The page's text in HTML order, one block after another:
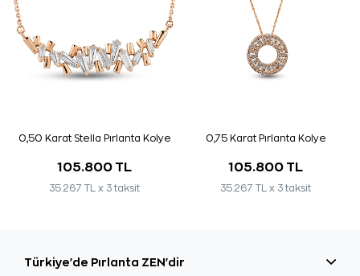
0,50 Karat Stella Pırlanta Kolye
105.800 TL
35.267 TL x 3 taksit
0,75 Karat Pırlanta Kolye
105.800 TL
35.267 TL x 3 taksit
Türkiye'de Pırlanta ZEN'dir